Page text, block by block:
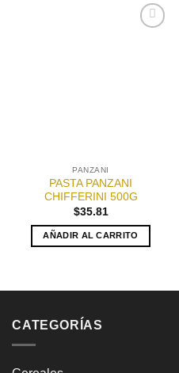
PANZANI
PASTA PANZANI
CHIFFERINI 500G
$35.81
AÑADIR AL CARRITO
CATEGORÍAS